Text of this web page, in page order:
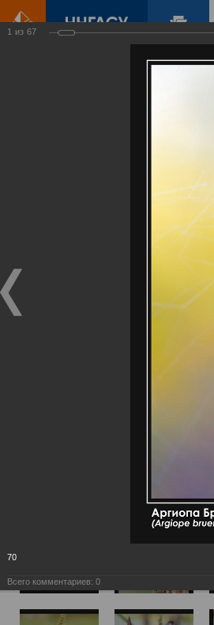
Фотогалерея
1 из 67
70
Всего комментариев: 0